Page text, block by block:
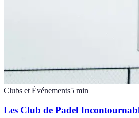
Clubs et Événements5 min
Les Club de Padel